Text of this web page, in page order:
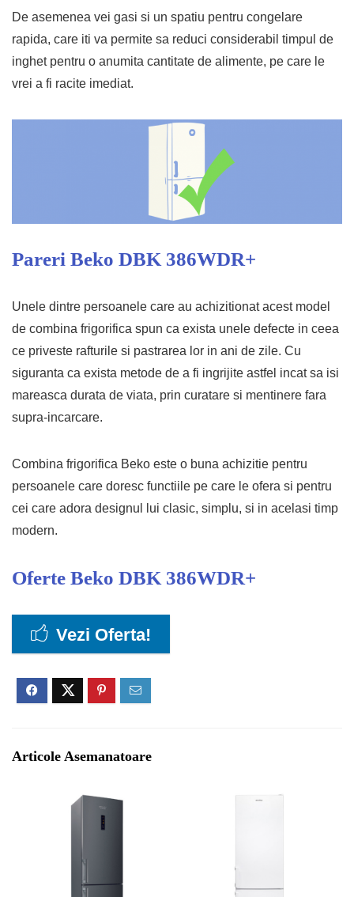
De asemenea vei gasi si un spatiu pentru congelare
rapida, care iti va permite sa reduci considerabil timpul de
inghet pentru o anumita cantitate de alimente, pe care le
vrei a fi racite imediat.
Pareri Beko DBK 386WDR+
Unele dintre persoanele care au achizitionat acest model
de combina frigorifica spun ca exista unele defecte in ceea
ce priveste rafturile si pastrarea lor in ani de zile. Cu
siguranta ca exista metode de a fi ingrijite astfel incat sa isi
mareasca durata de viata, prin curatare si mentinere fara
supra-incarcare.
Combina frigorifica Beko este o buna achizitie pentru
persoanele care doresc functiile pe care le ofera si pentru
cei care adora designul lui clasic, simplu, si in acelasi timp
modern.
Oferte Beko DBK 386WDR+
Vezi Oferta!
Articole Asemanatoare